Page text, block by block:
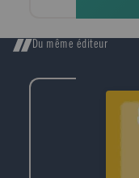
Du même éditeur